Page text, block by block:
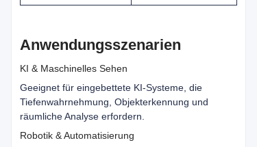
Anwendungsszenarien
KI & Maschinelles Sehen
Geeignet für eingebettete KI-Systeme, die
Tiefenwahrnehmung, Objekterkennung und
räumliche Analyse erfordern.
Robotik & Automatisierung